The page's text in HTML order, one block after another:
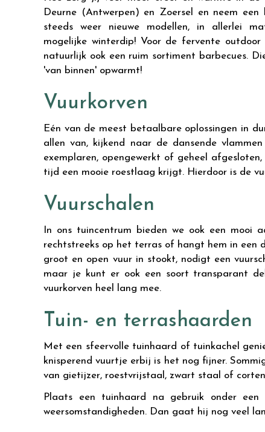
Deurne (Antwerpen) en Zoersel en neem
steeds weer nieuwe modellen, in allerlei
mogelijke winterdip! Voor de fervente
natuurlijk ook een ruim sortiment barbecues.
'van binnen' opwarmt!
Vuurkorven
Eén van de meest betaalbare oplossingen in
allen van, kijkend naar de dansende
exemplaren, opengewerkt of geheel
tijd een mooie roestlaag krijgt. Hierdoor is de
Vuurschalen
In ons tuincentrum bieden we ook een mooi
rechtstreeks op het terras of hangt hem in een
groot en open vuur in stookt, nodigt een
maar je kunt er ook een soort transparant
vuurkorven heel lang mee.
Tuin- en terrashaarden
Met een sfeervolle tuinhaard of tuinkachel
knisperend vuurtje erbij is het nog fijner.
van gietijzer, roestvrijstaal, zwart staal of
Plaats een tuinhaard na gebruik onder
weersomstandigheden. Dan gaat hij nog veel